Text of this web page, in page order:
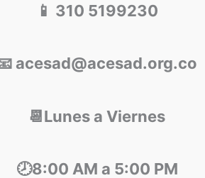
📱 310 5199230
acesad@acesad.org.co
📆Lunes a Viernes
🕗8:00 AM a 5:00 PM